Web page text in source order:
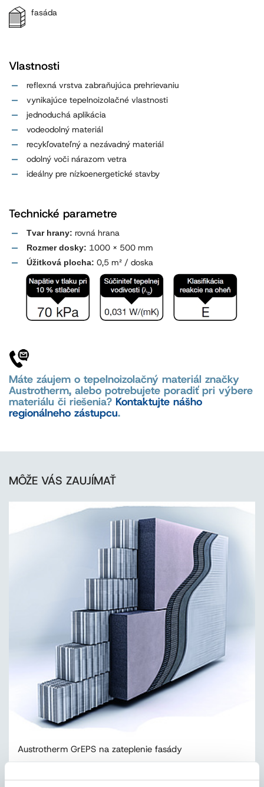
fasáda
Vlastnosti
reflexná vrstva zabraňujúca prehrievaniu
vynikajúce tepelnoizolačné vlastnosti
jednoduchá aplikácia
vodeodolný materiál
recykľovateľný a nezávadný materiál
odolný voči nárazom vetra
ideálny pre nízkoenergetické stavby
Technické parametre
Tvar hrany: rovná hrana
Rozmer dosky: 1000 x 500 mm
Úžitková plocha: 0,5 m² / doska
Máte záujem o tepelnoizolačný materiál značky
Austrotherm, alebo potrebujete poradiť pri výbere
materiálu či riešenia? Kontaktujte nášho
regionálneho zástupcu.
MÔŽE VÁS ZAUJÍMAŤ
Austrotherm GrEPS na zateplenie fasády